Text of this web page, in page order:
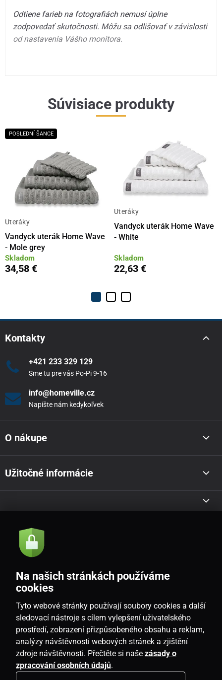
Odtiene farieb na fotografiách nemusí úplne
zodpovedať skutočnosti. Môžu sa odlišovať v závislosti
od nastavenia Vášho monitora.
Súvisiace produkty
POSLEDNÍ ŠANCE
Uteráky
Vandyck uterák Home Wave
- Mole grey
Skladom
34,58 €
Uteráky
Vandyck uterák Home Wave
- White
Skladom
22,63 €
Kontakty
+421 233 329 129
Sme tu pre vás Po-Pi 9-16
info@homeville.cz
Napíšte nám kedykoľvek
O nákupe
Užitočné informácie
Akcie a novinky e-mailom
Souhlasím sezásadami zpracování osobních údajů
SK
Na našich stránkách používáme
cookies
Tyto webové stránky používají soubory cookies a další
sledovací nástroje s cílem vylepšení uživatelského
prostředí, zobrazení přizpůsobeného obsahu a reklam,
analýzy návštěvnosti webových stránek a zjištění
zdroje návštěvnosti. Přečtěte si naše zásady o
zpracování osobních údajů.